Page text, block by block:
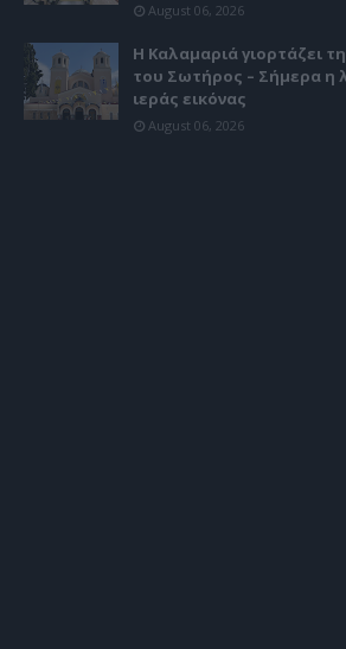
August 06, 2026
Η Καλαμαριά γιορτάζει
του Σωτήρος – Σήμερα η
ιεράς εικόνας
August 06, 2026